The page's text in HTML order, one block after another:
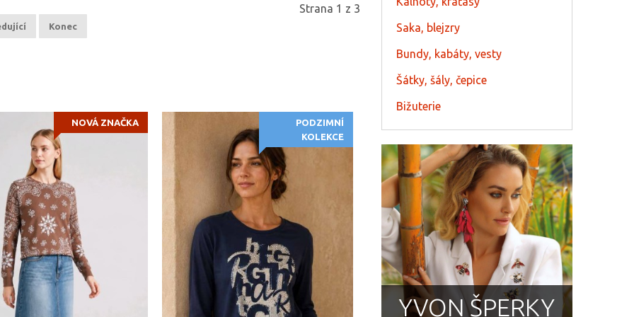
Konec
Strana 1 z 3
NOVÁ ZNAČKA
PODZIMNÍ
KOLEKCE
Saka, blejzry
Bundy, kabáty, vesty
Šátky, šály, čepice
Bižuterie
YVON ŠPERKY